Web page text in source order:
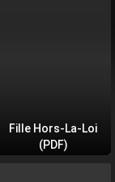
Fille Hors-La-Loi
(PDF)